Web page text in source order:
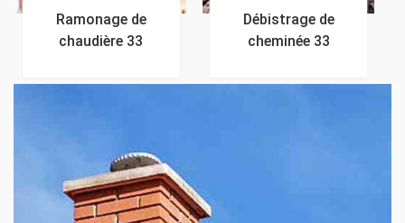
Ramonage de
chaudière 33
Débistrage de
cheminée 33